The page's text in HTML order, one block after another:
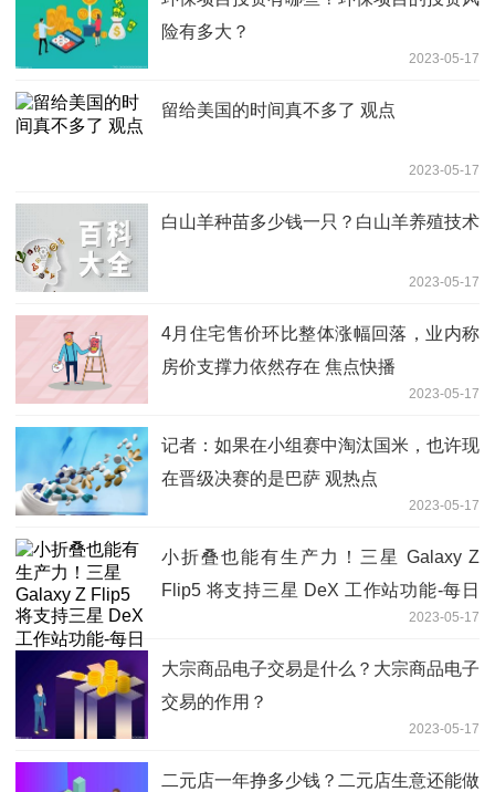
险有多大？
2023-05-17
留给美国的时间真不多了 观点
2023-05-17
白山羊种苗多少钱一只？白山羊养殖技术
2023-05-17
4月住宅售价环比整体涨幅回落，业内称
房价支撑力依然存在 焦点快播
2023-05-17
记者：如果在小组赛中淘汰国米，也许现
在晋级决赛的是巴萨 观热点
2023-05-17
小折叠也能有生产力！三星 Galaxy Z
Flip5 将支持三星 DeX 工作站功能-每日
2023-05-17
大宗商品电子交易是什么？大宗商品电子
交易的作用？
2023-05-17
二元店一年挣多少钱？二元店生意还能做